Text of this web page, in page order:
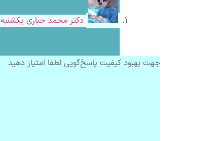
دکتر محمد جباری یکشنبه ۵ آبان ۹۸( 6 سال پیش)
جهت بهبود کیفیت پاسخ‌گویی لطفا امتیاز دهید